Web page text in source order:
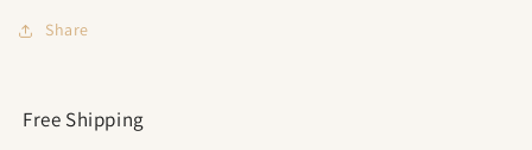
Share
Free Shipping